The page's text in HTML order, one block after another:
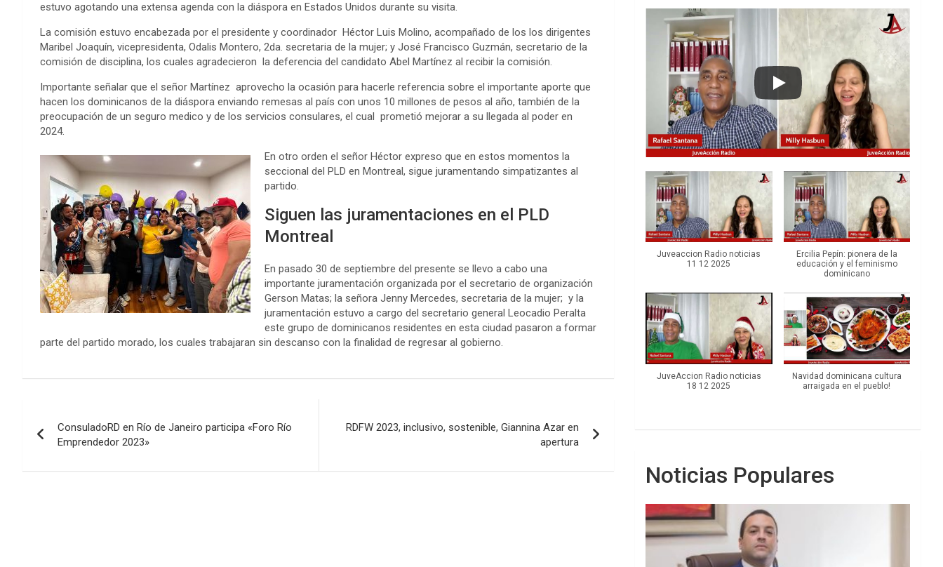
estuvo agotando una extensa agenda con la diáspora en Estados Unidos durante su visita.
La comisión estuvo encabezada por el presidente y coordinador Héctor Luis Molino, acompañado de los los dirigentes
Maribel Joaquín, vicepresidenta, Odalis Montero, 2da. secretaria de la mujer; y José Francisco Guzmán, secretario de la
comisión de disciplina, los cuales agradecieron la deferencia del candidato Abel Martínez al recibir la comisión.
Importante señalar que el señor Martínez aprovecho la ocasión para hacerle referencia sobre el importante aporte que
hacen los dominicanos de la diáspora enviando remesas al país con unos 10 millones de pesos al año, también de la
preocupación de un seguro medico y de los servicios consulares, el cual prometió mejorar a su llegada al poder en
2024.
En otro orden el señor Héctor expreso que en estos momentos la
seccional del PLD en Montreal, sigue juramentando simpatizantes al
partido.
Siguen las juramentaciones en el PLD
Montreal
En pasado 30 de septiembre del presente se llevo a cabo una
importante juramentación organizada por el secretario de organización
Gerson Matas; la señora Jenny Mercedes, secretaria de la mujer; y la
juramentación estuvo a cargo del secretario general Leocadio Peralta
este grupo de dominicanos residentes en esta ciudad pasaron a formar
parte del partido morado, los cuales trabajaran sin descanso con la finalidad de regresar al gobierno.
de
entradas
ConsuladoRD en Río de Janeiro participa «Foro Río
Emprendedor 2023»
RDFW 2023, inclusivo, sostenible, Giannina Azar en
apertura
Juveaccion Radio noticias
11 12 2025
Ercilia Pepín: pionera de la
educación y el feminismo
dominicano
JuveAccion Radio noticias
18 12 2025
Navidad dominicana cultura
arraigada en el pueblo!
Noticias Populares